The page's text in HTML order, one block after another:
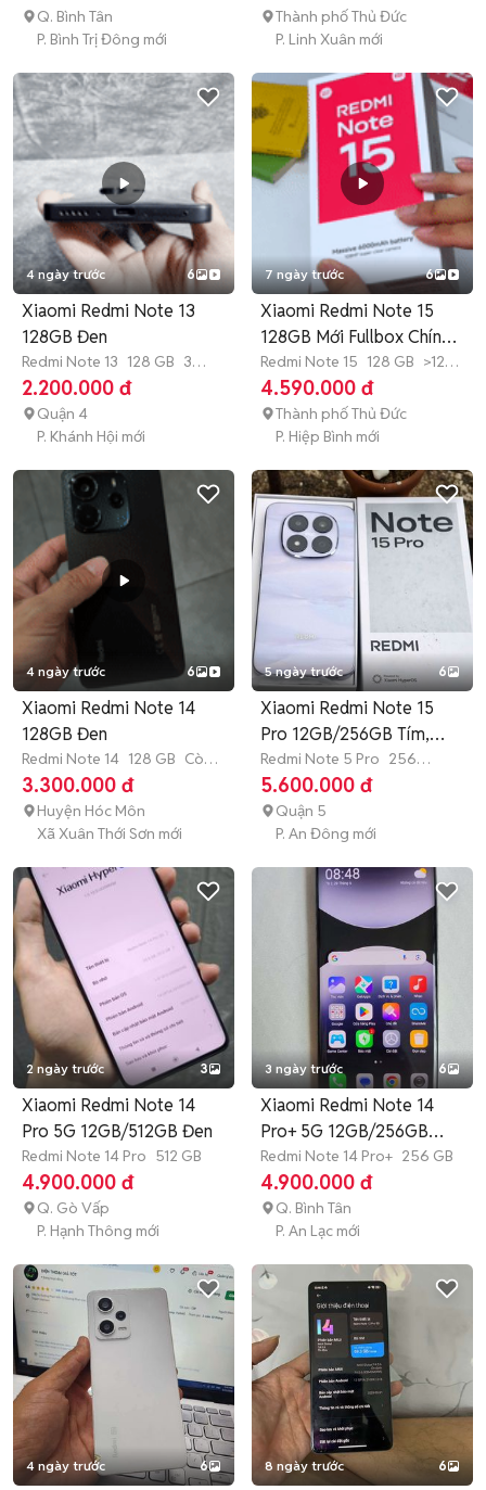
Q. Bình Tân
P. Bình Trị Đông mới
Thành phố Thủ Đức
P. Linh Xuân mới
4 ngày trước 6
Xiaomi Redmi Note 13
128GB Đen
Redmi Note 13 128 GB 3
tháng
2.200.000 đ
Quận 4
P. Khánh Hội mới
7 ngày trước 6
Xiaomi Redmi Note 15
128GB Mới Fullbox Chính
Hãng
Redmi Note 15 128 GB >12
tháng
4.590.000 đ
Thành phố Thủ Đức
P. Hiệp Bình mới
4 ngày trước 6
Xiaomi Redmi Note 14
128GB Đen
Redmi Note 14 128 GB Còn
bảo hành
3.300.000 đ
Huyện Hóc Môn
Xã Xuân Thới Sơn mới
5 ngày trước 6
Xiaomi Redmi Note 15
Pro 12GB/256GB Tím,
Đen
Redmi Note 5 Pro 256
GB Còn bảo hành
5.600.000 đ
Quận 5
P. An Đông mới
2 ngày trước 3
Xiaomi Redmi Note 14
Pro 5G 12GB/512GB Đen
Redmi Note 14 Pro 512 GB
4.900.000 đ
Q. Gò Vấp
P. Hạnh Thông mới
3 ngày trước 6
Xiaomi Redmi Note 14
Pro+ 5G 12GB/256GB
Trắng
Redmi Note 14 Pro+ 256 GB
4.900.000 đ
Q. Bình Tân
P. An Lạc mới
4 ngày trước 6 8 ngày trước 6